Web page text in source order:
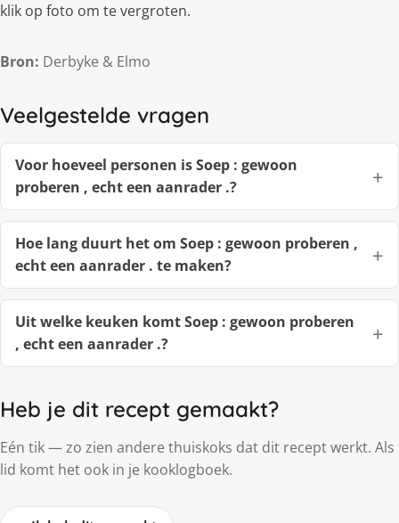
klik op foto om te vergroten.
Bron: Derbyke & Elmo
Veelgestelde vragen
Voor hoeveel personen is Soep : gewoon
proberen , echt een aanrader .?
Hoe lang duurt het om Soep : gewoon proberen ,
echt een aanrader . te maken?
Uit welke keuken komt Soep : gewoon proberen
, echt een aanrader .?
Heb je dit recept gemaakt?
Eén tik — zo zien andere thuiskoks dat dit recept werkt. Als
lid komt het ook in je kooklogboek.